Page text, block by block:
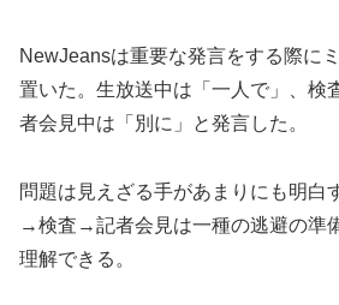
NewJeansは重要な発言をする際に
置いた。生放送中は「一人で」、検
者会見中は「別に」と発言した。
問題は見えざる手があまりにも明白
→検査→記者会見は一種の逃避の準
理解できる。